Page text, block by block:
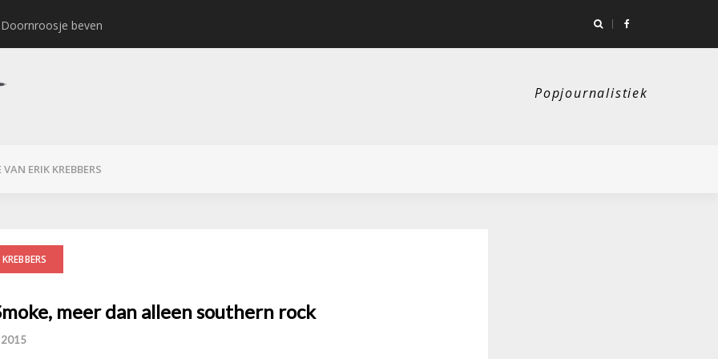
beven PiL staat muzikaal als een huis in Doornroosje. Maar ja, die zanger…
Popjournalistiek
VAN ERIK KREBBERS
meer dan alleen southern rock
2015